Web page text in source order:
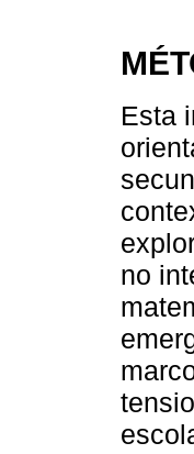
Esta
no